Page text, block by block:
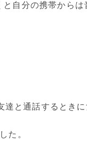
自分の携帯からは
と通話するとき
た。